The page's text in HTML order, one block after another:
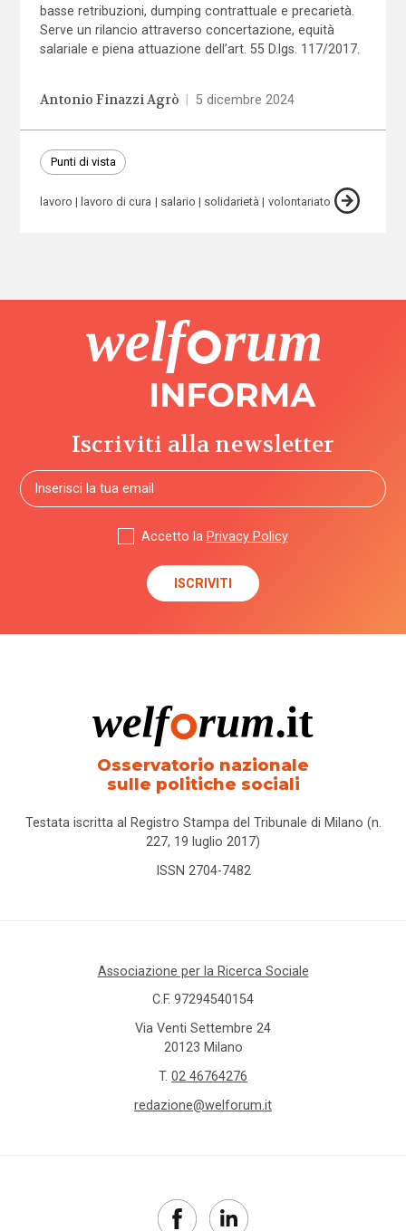
basse retribuzioni, dumping contrattuale e precarietà.
Serve un rilancio attraverso concertazione, equità
salariale e piena attuazione dell’art. 55 D.lgs. 117/2017.
Antonio Finazzi Agrò 5 dicembre 2024
Punti di vista
lavoro lavoro di cura salario solidarietà volontariato
Iscriviti alla newsletter
Accetto la Privacy Policy
Osservatorio nazionale
sulle politiche sociali
Testata iscritta al Registro Stampa del Tribunale di Milano (n.
227, 19 luglio 2017)
ISSN 2704-7482
Associazione per la Ricerca Sociale
C.F. 97294540154
Via Venti Settembre 24
20123 Milano
T. 02 46764276
redazione@welforum.it